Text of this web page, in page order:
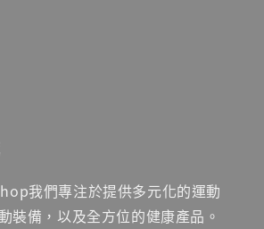
我們專注於提供多元化的運動
裝備，以及全方位的健康產品。